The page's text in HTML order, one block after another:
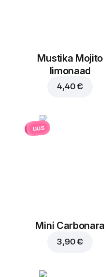
Mustika Mojito
limonaad
4,40 €
uus
Mini Carbonara
3,90 €